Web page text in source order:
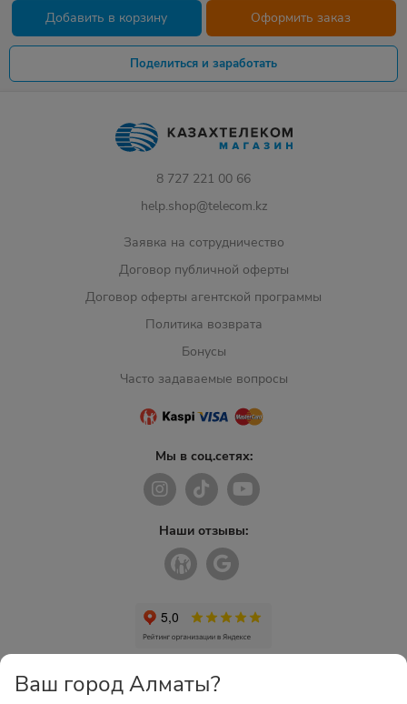
Добавить в корзину Оформить заказ
Поделиться и заработать
8 727 221 00 66
help.shop@telecom.kz
Заявка на сотрудничество
Договор публичной оферты
Договор оферты агентской программы
Политика возврата
Бонусы
Часто задаваемые вопросы
Мы в соц.сетях:
Наши отзывы:
Ваш город Алматы?